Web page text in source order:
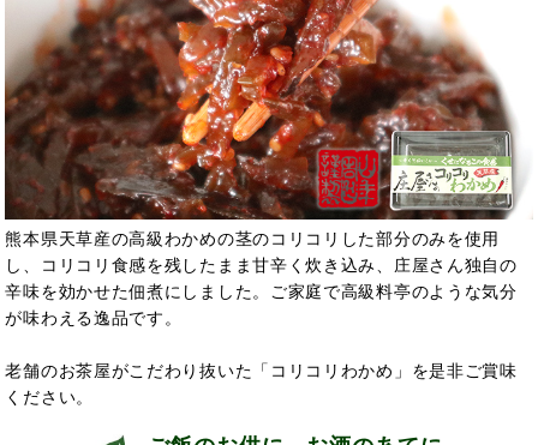
熊本県天草産の高級わかめの茎のコリコリした部分のみを使用
し、コリコリ食感を残したまま甘辛く炊き込み、庄屋さん独自の
辛味を効かせた佃煮にしました。ご家庭で高級料亭のような気分
が味わえる逸品です。
老舗のお茶屋がこだわり抜いた「コリコリわかめ」を是非ご賞味
ください。